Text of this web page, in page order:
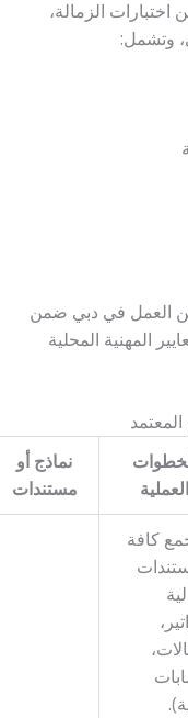
الزمالة،
وتشمل:
العمل في دبي ضمن
المهنية المحلية
العملية
نماذج أو
مستندات
كافة